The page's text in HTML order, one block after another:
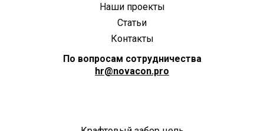
Наши проекты
Статьи
Контакты
По вопросам сотрудничества
hr@novacon.pro